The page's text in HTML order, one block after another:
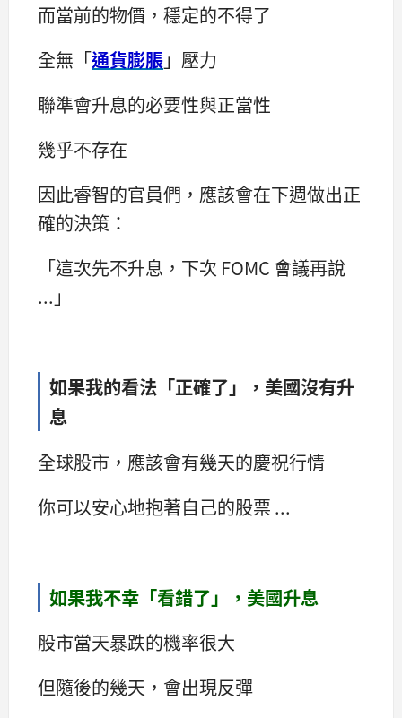
而當前的物價，穩定的不得了
全無「通貨膨脹」壓力
聯準會升息的必要性與正當性
幾乎不存在
因此睿智的官員們，應該會在下週做出正
確的決策：
「這次先不升息，下次 FOMC 會議再說
...」
如果我的看法「正確了」，美國沒有升
息
全球股市，應該會有幾天的慶祝行情
你可以安心地抱著自己的股票 ...
如果我不幸「看錯了」，美國升息
股市當天暴跌的機率很大
但隨後的幾天，會出現反彈